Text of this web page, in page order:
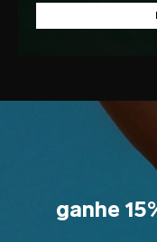
ganhe